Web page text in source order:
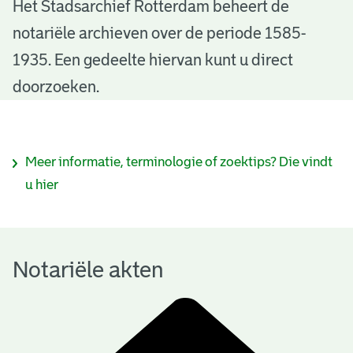
N
o
Het Stadsarchief Rotterdam beheert de
notariële archieven over de periode 1585-
1935. Een gedeelte hiervan kunt u direct
doorzoeken.
I
r
Meer informatie, terminologie of zoektips? Die vindt
u hier
Notariële akten